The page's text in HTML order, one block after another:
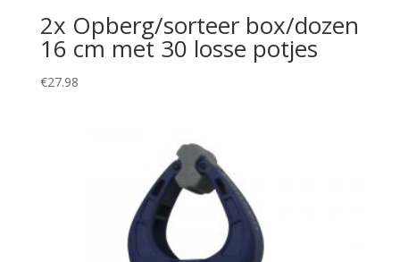
2x Opberg/sorteer box/dozen
16 cm met 30 losse potjes
€27.98